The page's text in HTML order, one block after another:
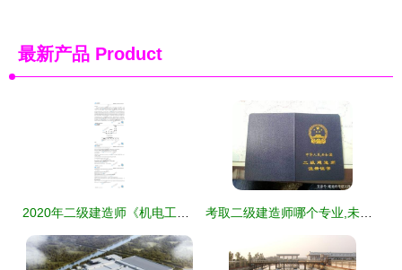
最新产品 Product